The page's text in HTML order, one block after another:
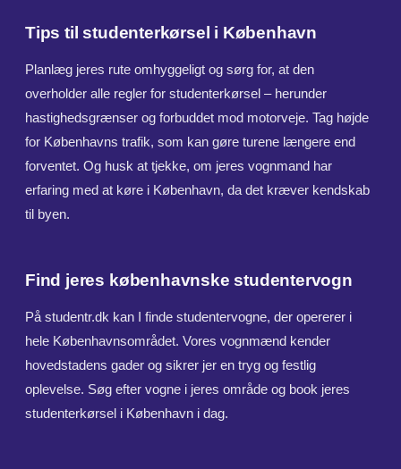
Tips til studenterkørsel i København
Planlæg jeres rute omhyggeligt og sørg for, at den
overholder alle regler for studenterkørsel – herunder
hastighedsgrænser og forbuddet mod motorveje. Tag højde
for Københavns trafik, som kan gøre turene længere end
forventet. Og husk at tjekke, om jeres vognmand har
erfaring med at køre i København, da det kræver kendskab
til byen.
Find jeres københavnske studentervogn
På studentr.dk kan I finde studentervogne, der opererer i
hele Københavnsområdet. Vores vognmænd kender
hovedstadens gader og sikrer jer en tryg og festlig
oplevelse. Søg efter vogne i jeres område og book jeres
studenterkørsel i København i dag.